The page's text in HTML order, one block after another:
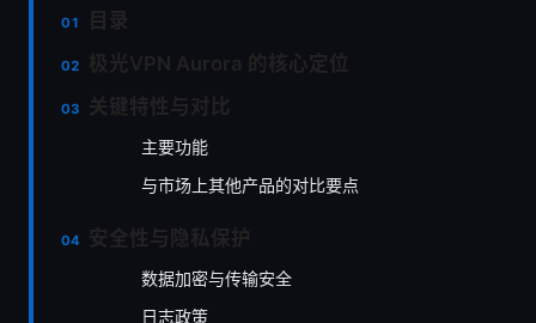
主要功能
与市场上其他产品的对比要点
数据加密与传输安全
日志政策